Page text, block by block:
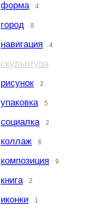
форма 4
город 8
навигация 4
скульптура
рисунок
2
упаковка 5
социалка 2
коллаж 6
композиция 9
книга 2
иконки 1